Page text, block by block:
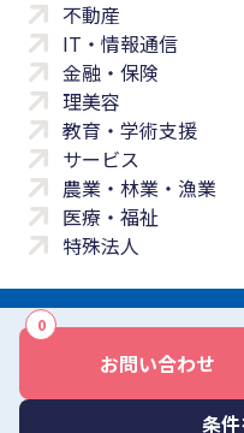
お問い合わせ
0
条
不動産
IT・情報通信
金融・保険
理美容
教育・学術支援
サービス
農業・林業・漁業
医療・福祉
特殊法人
サイトマップ
商標について反社会勢
Copyright © Yayoi